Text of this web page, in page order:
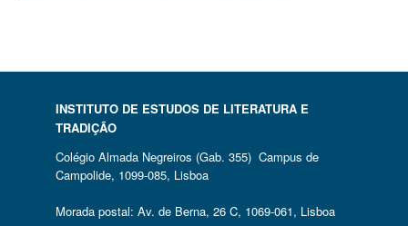
INSTITUTO DE ESTUDOS DE LITERATURA E
TRADIÇÃO
Colégio Almada Negreiros (Gab. 355) Campus de
Campolide, 1099-085, Lisboa
Morada postal: Av. de Berna, 26 C, 1069-061, Lisboa